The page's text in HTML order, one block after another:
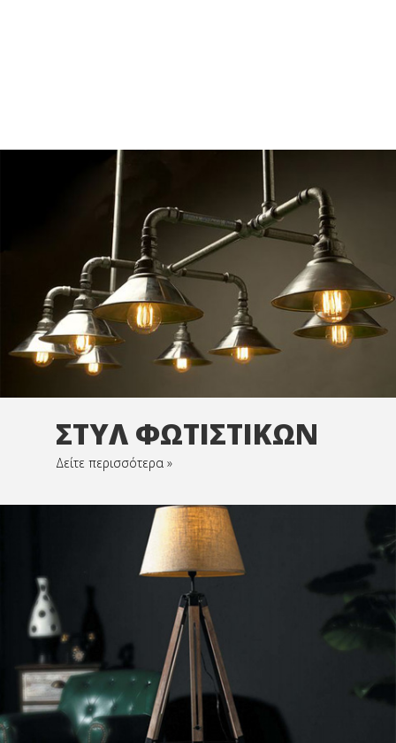
ΣΤΥΛ ΦΩΤΙΣΤΙΚΩΝ
Δείτε περισσότερα »